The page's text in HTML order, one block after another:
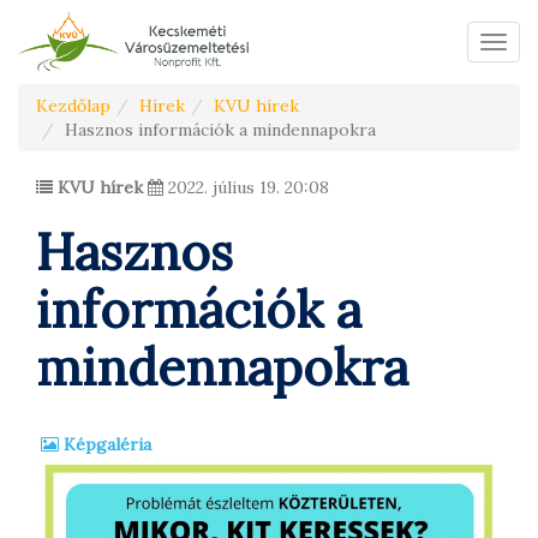
Menü
Kezdőlap Hírek
KVU hírek
Hasznos információk a mindennapokra
KVU hírek 2022. július 19. 20:08
Hasznos
információk a
mindennapokra
Képgaléria